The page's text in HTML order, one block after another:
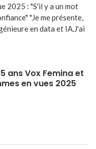
2025 : "S'il y a un mot
"Je me présente,
en data et IA.J'ai
ans Vox Femina et
en vues 2025